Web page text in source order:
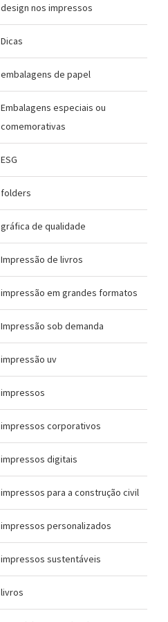
design nos impressos
Dicas
embalagens de papel
Embalagens especiais ou
comemorativas
ESG
folders
gráfica de qualidade
Impressão de livros
impressão em grandes formatos
Impressão sob demanda
impressão uv
impressos
impressos corporativos
impressos digitais
impressos para a construção civil
impressos personalizados
impressos sustentáveis
livros